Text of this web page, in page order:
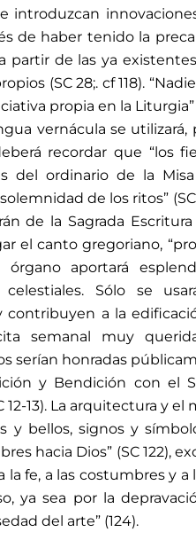
introduzcan
de haber tenido la
de las ya
(SC 28;. cf 118).
propia en la Liturgia”
vernácula se utilizará,
recordar que “los
del ordinario de la
de los ritos” (SC
de la Sagrada
el canto gregoriano,
órgano aportará
Sólo se
a la
semanal muy
serían honradas
y Bendición con el
12-13). La arquitectura y el
y bellos, signos y
hacia Dios” (SC 122),
fe, a las costumbres y a
ya sea por la
del arte” (124).